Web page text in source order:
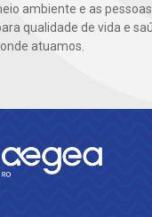
ambiente e as
qualidade de vida e
atuamos.